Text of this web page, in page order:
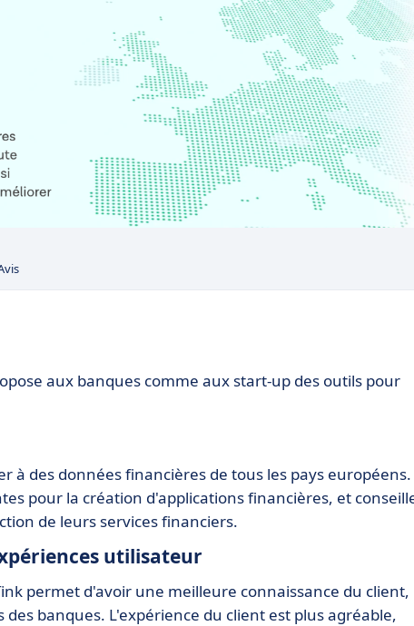
aux banques comme aux start-up des outils pour
à des données financières de tous les pays européens.
pour la création d'applications financières, et
de leurs services financiers.
utilisateur
permet d'avoir une meilleure connaissance du client,
banques. L'expérience du client est plus agréable,